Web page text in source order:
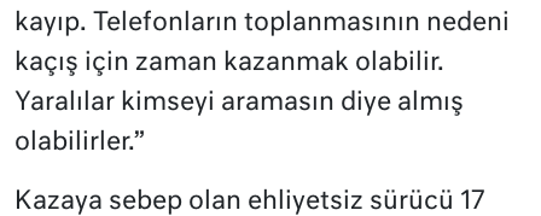
kayıp. Telefonların toplanmasının nedeni
kaçış için zaman kazanmak olabilir.
Yaralılar kimseyi aramasın diye almış
olabilirler.”
Kazaya sebep olan ehliyetsiz sürücü 17